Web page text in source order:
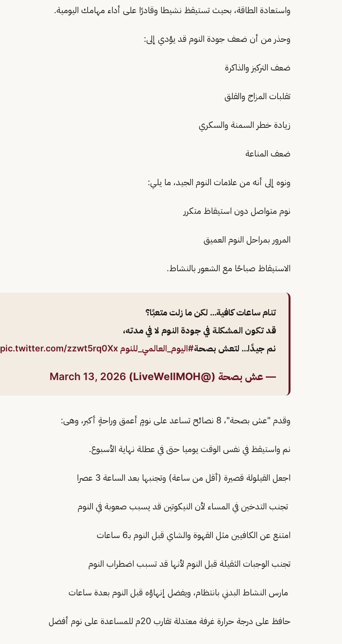
واستعادة الطاقة، بحيث تستيقظ نشيطا وقادرًا على أداء مهامك اليومية.
وحذر من أن ضعف جودة النوم قد يؤدي إلى:
ضعف التركيز والذاكرة
تقلبات المزاج والقلق
زيادة خطر السمنة والسكري
ضعف المناعة
ونوه إلى أنه من علامات النوم الجيد، ما يلي:
نوم متواصل دون استيقاظ متكرر
المرور بمراحل النوم العميق
الاستيقاظ صباحًا مع الشعور بالنشاط.
تنام ساعات كافية… لكن ما زلت متعبًا؟
قد تكون المشكلة في جودة النوم لا في مدته،
نم جيدًا… لتعش بصحة#اليوم_العالمي_للنوم pic.twitter.com/zzwt5rq0Xx
— عش بصحة (@LiveWellMOH) March 13, 2026
وقدم "عش بصحة"، 8 نصائح تساعد على نومٍ أعمق وراحةٍ أكبر، وهى:
نم واستيقظ في نفس الوقت يوميا حتى في عطلة نهاية الأسبوع.
اجعل القيلولة قصيرة (أقل من ساعة) وتجنبها بعد الساعة 3 عصرا
تجنب التدخين في المساء لأن النيكوتين قد يسبب صعوبة في النوم
امتنع عن الكافيين مثل القهوة والشاي قبل النوم بـ6 ساعات
تجنب الوجبات الثقيلة قبل النوم لأنها قد تسبب اضطراب النوم
مارس النشاط البدني بانتظام، ويفضل إنهاؤه قبل النوم بعدة ساعات
حافظ على درجة حرارة غرفة معتدلة تقارب 20م للمساعدة على نوم أفضل